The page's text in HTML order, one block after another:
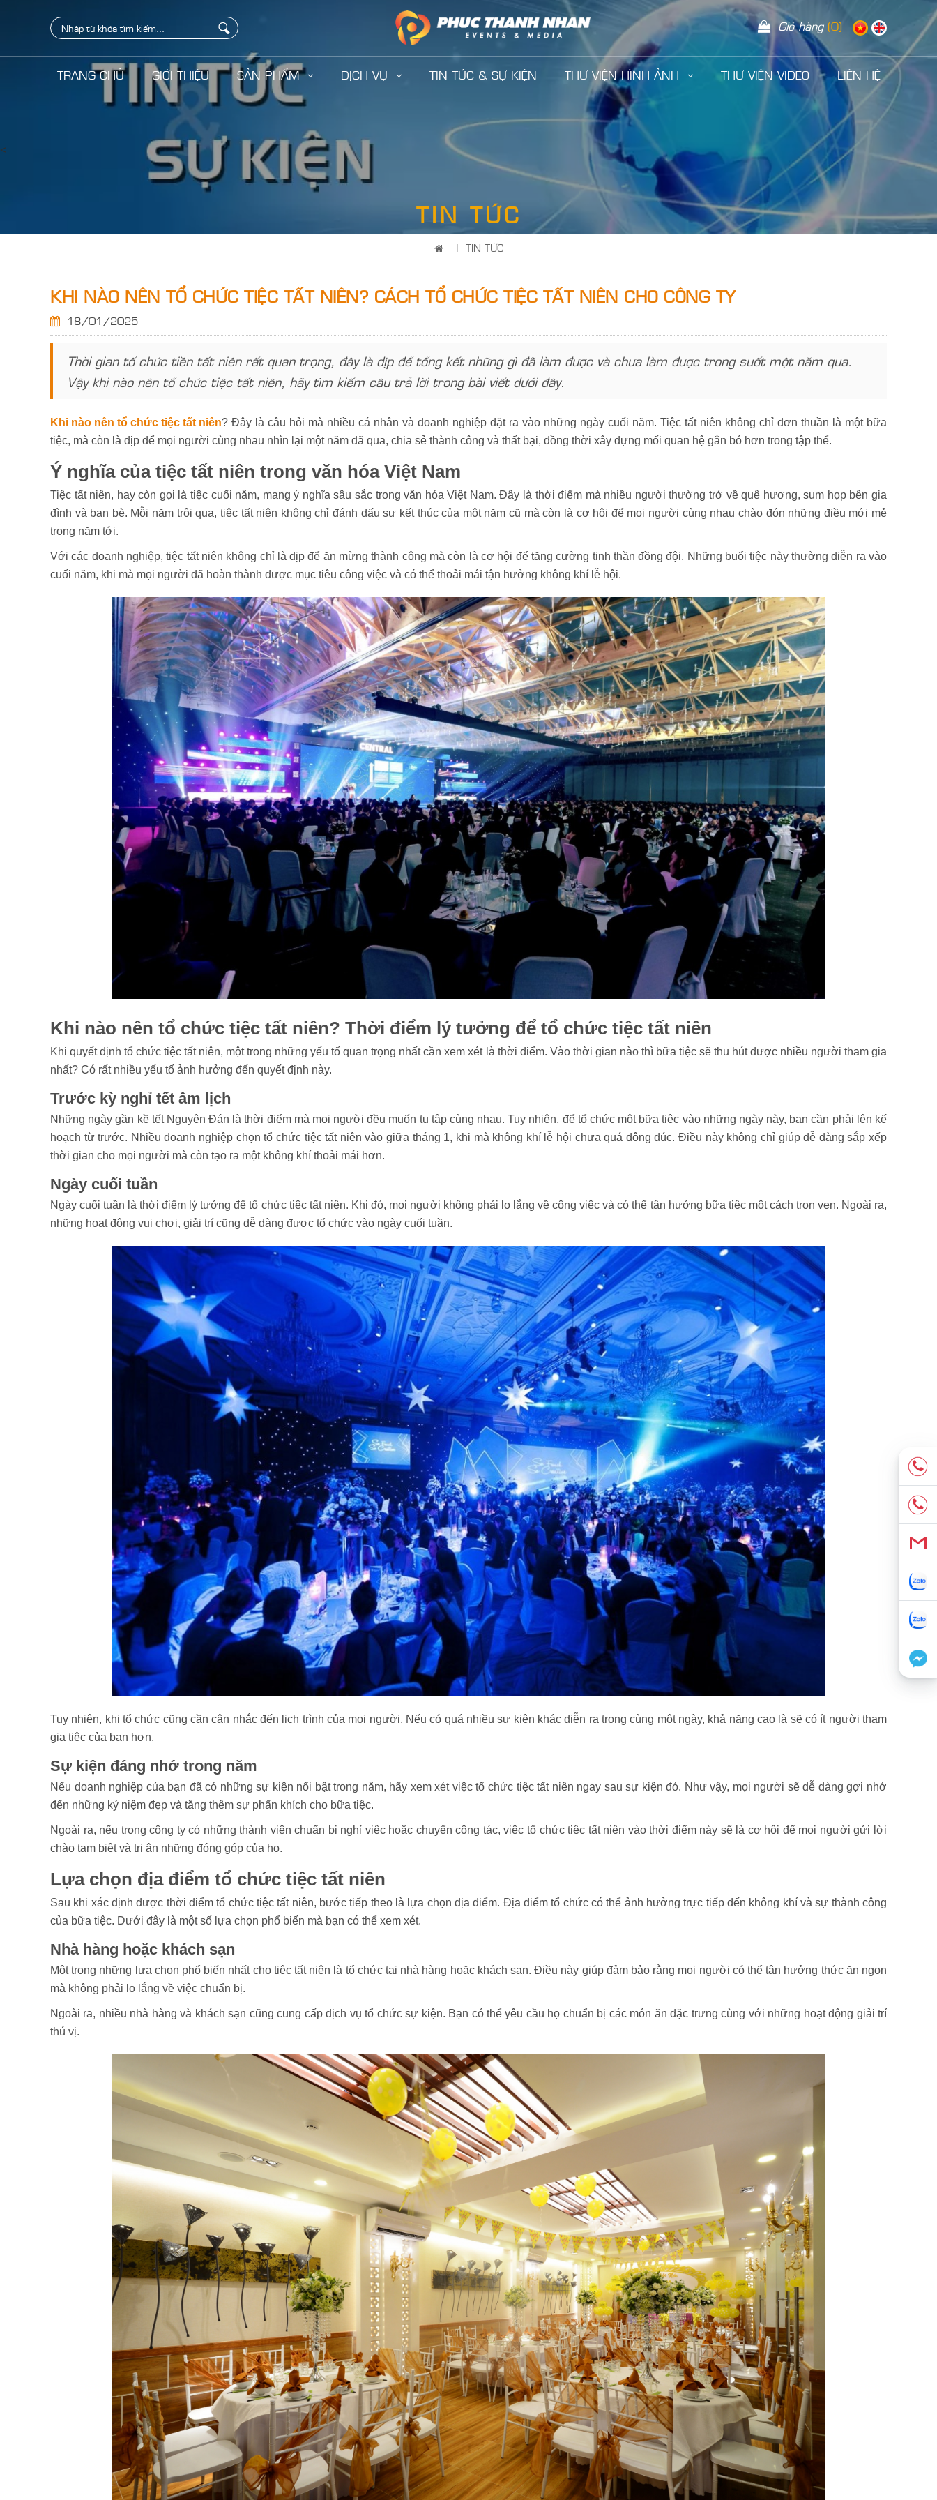
Giỏ hàng (0)
TRANG CHỦ GIỚI THIỆU SẢN PHẨM DỊCH VỤ TIN TỨC & SỰ KIỆN THƯ VIỆN HÌNH ẢNH THƯ VIỆN VIDEO LIÊN HỆ
<
TIN TỨC
| TIN TỨC
KHI NÀO NÊN TỔ CHỨC TIỆC TẤT NIÊN? CÁCH TỔ CHỨC TIỆC TẤT NIÊN CHO CÔNG TY
18/01/2025
Thời gian tổ chức tiền tất niên rất quan trọng, đây là dịp để tổng kết những gì đã làm được và chưa làm được trong suốt một năm qua.
Vậy khi nào nên tổ chức tiệc tất niên, hãy tìm kiếm câu trả lời trong bài viết dưới đây.
Khi nào nên tổ chức tiệc tất niên? Đây là câu hỏi mà nhiều cá nhân và doanh nghiệp đặt ra vào những ngày cuối năm. Tiệc tất niên không chỉ đơn thuần là một bữa
tiệc, mà còn là dịp để mọi người cùng nhau nhìn lại một năm đã qua, chia sẻ thành công và thất bại, đồng thời xây dựng mối quan hệ gắn bó hơn trong tập thể.
Ý nghĩa của tiệc tất niên trong văn hóa Việt Nam
Tiệc tất niên, hay còn gọi là tiệc cuối năm, mang ý nghĩa sâu sắc trong văn hóa Việt Nam. Đây là thời điểm mà nhiều người thường trở về quê hương, sum họp bên gia
đình và bạn bè. Mỗi năm trôi qua, tiệc tất niên không chỉ đánh dấu sự kết thúc của một năm cũ mà còn là cơ hội để mọi người cùng nhau chào đón những điều mới mẻ
trong năm tới.
Với các doanh nghiệp, tiệc tất niên không chỉ là dịp để ăn mừng thành công mà còn là cơ hội để tăng cường tinh thần đồng đội. Những buổi tiệc này thường diễn ra vào
cuối năm, khi mà mọi người đã hoàn thành được mục tiêu công việc và có thể thoải mái tận hưởng không khí lễ hội.
Khi nào nên tổ chức tiệc tất niên? Thời điểm lý tưởng để tổ chức tiệc tất niên
Khi quyết định tổ chức tiệc tất niên, một trong những yếu tố quan trọng nhất cần xem xét là thời điểm. Vào thời gian nào thì bữa tiệc sẽ thu hút được nhiều người tham gia
nhất? Có rất nhiều yếu tố ảnh hưởng đến quyết định này.
Trước kỳ nghỉ tết âm lịch
Những ngày gần kề tết Nguyên Đán là thời điểm mà mọi người đều muốn tụ tập cùng nhau. Tuy nhiên, để tổ chức một bữa tiệc vào những ngày này, bạn cần phải lên kế
hoạch từ trước. Nhiều doanh nghiệp chọn tổ chức tiệc tất niên vào giữa tháng 1, khi mà không khí lễ hội chưa quá đông đúc. Điều này không chỉ giúp dễ dàng sắp xếp
thời gian cho mọi người mà còn tạo ra một không khí thoải mái hơn.
Ngày cuối tuần
Ngày cuối tuần là thời điểm lý tưởng để tổ chức tiệc tất niên. Khi đó, mọi người không phải lo lắng về công việc và có thể tận hưởng bữa tiệc một cách trọn vẹn. Ngoài ra,
những hoạt động vui chơi, giải trí cũng dễ dàng được tổ chức vào ngày cuối tuần.
Tuy nhiên, khi tổ chức cũng cần cân nhắc đến lịch trình của mọi người. Nếu có quá nhiều sự kiện khác diễn ra trong cùng một ngày, khả năng cao là sẽ có ít người tham
gia tiệc của bạn hơn.
Sự kiện đáng nhớ trong năm
Nếu doanh nghiệp của bạn đã có những sự kiện nổi bật trong năm, hãy xem xét việc tổ chức tiệc tất niên ngay sau sự kiện đó. Như vậy, mọi người sẽ dễ dàng gợi nhớ
đến những kỷ niệm đẹp và tăng thêm sự phấn khích cho bữa tiệc.
Ngoài ra, nếu trong công ty có những thành viên chuẩn bị nghỉ việc hoặc chuyển công tác, việc tổ chức tiệc tất niên vào thời điểm này sẽ là cơ hội để mọi người gửi lời
chào tạm biệt và tri ân những đóng góp của họ.
Lựa chọn địa điểm tổ chức tiệc tất niên
Sau khi xác định được thời điểm tổ chức tiệc tất niên, bước tiếp theo là lựa chọn địa điểm. Địa điểm tổ chức có thể ảnh hưởng trực tiếp đến không khí và sự thành công
của bữa tiệc. Dưới đây là một số lựa chọn phổ biến mà bạn có thể xem xét.
Nhà hàng hoặc khách sạn
Một trong những lựa chọn phổ biến nhất cho tiệc tất niên là tổ chức tại nhà hàng hoặc khách sạn. Điều này giúp đảm bảo rằng mọi người có thể tận hưởng thức ăn ngon
mà không phải lo lắng về việc chuẩn bị.
Ngoài ra, nhiều nhà hàng và khách sạn cũng cung cấp dịch vụ tổ chức sự kiện. Bạn có thể yêu cầu họ chuẩn bị các món ăn đặc trưng cùng với những hoạt động giải trí
thú vị.